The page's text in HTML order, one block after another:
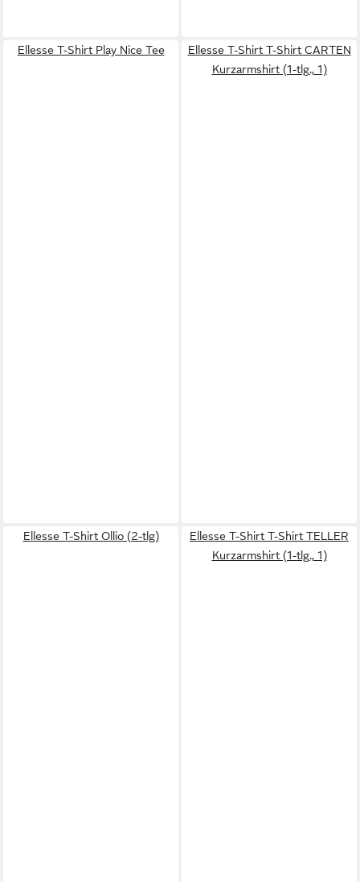
Ellesse T-Shirt Play Nice Tee
Ellesse T-Shirt T-Shirt CARTEN
Kurzarmshirt (1-tlg., 1)
Ellesse T-Shirt Ollio (2-tlg)
Ellesse T-Shirt T-Shirt TELLER
Kurzarmshirt (1-tlg., 1)